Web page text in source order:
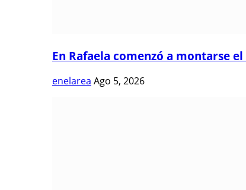
En Rafaela comenzó a montarse
enelarea Ago 5, 2026